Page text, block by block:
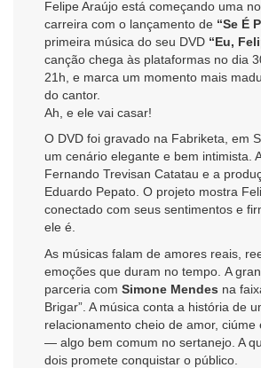
Felipe Araújo está começando uma
carreira com o lançamento de “Se É
primeira música do seu DVD “Eu,
canção chega às plataformas no dia
21h, e marca um momento mais
do cantor.
Ah, e ele vai casar!
O DVD foi gravado na Fabriketa, em
um cenário elegante e bem intimista.
Fernando Trevisan Catatau e a
Eduardo Pepato. O projeto mostra
conectado com seus sentimentos e
ele é.
As músicas falam de amores reais,
emoções que duram no tempo. A
parceria com Simone Mendes na
Brigar”. A música conta a história de
relacionamento cheio de amor, ciúme
— algo bem comum no sertanejo. A
dois promete conquistar o público.